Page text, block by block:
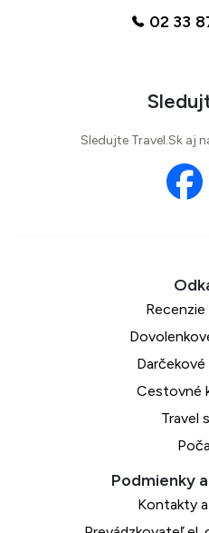
02 33
Sledujte Travel.Sk aj
Cestovné
Travel
Kontakty